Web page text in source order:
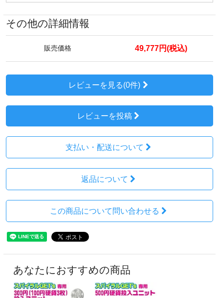
その他の詳細情報
販売価格 49,777円(税込)
レビューを見る(0件)
レビューを投稿
支払い・配送について
返品について
この商品について問い合わせる
あなたにおすすめの商品